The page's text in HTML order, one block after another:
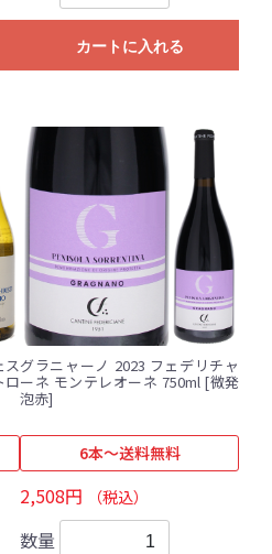
カートに入れる
ロ
グラニャーノ 2023 フェデリチャ
ーネ モンテレオーネ 750ml [微発
泡赤]
6本～送料無料
2,508円 （税込）
数量